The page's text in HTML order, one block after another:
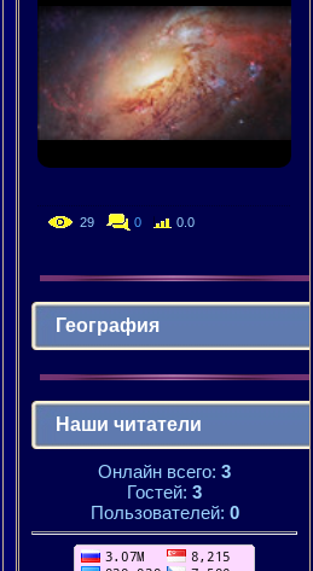
29 0 0.0
География
Наши читатели
Онлайн всего: 3
Гостей: 3
Пользователей: 0